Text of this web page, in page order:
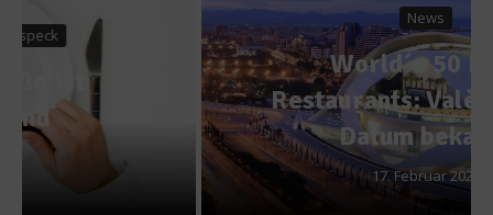
World´s 50 Best
Restaurants: València gibt
Datum bekannt
17. Februar 2023